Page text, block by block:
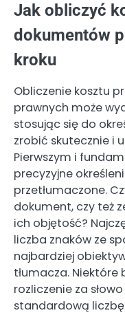
Jak obliczyć
dokumentów
kroku
Obliczenie kosztu
prawnych może
stosując się do
zrobić skutecznie i
Pierwszym i
precyzyjne
przetłumaczone.
dokument, czy też
ich objętość?
liczba znaków ze
najbardziej
tłumacza. Niektóre
rozliczenie za
standardową